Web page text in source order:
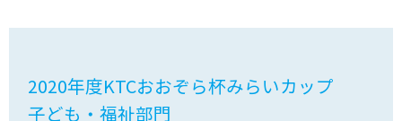
2020年度KTCおおぞら杯みらいカップ
子ども・福祉部門